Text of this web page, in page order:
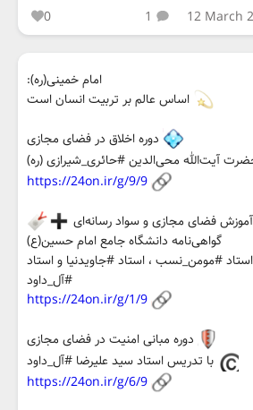
0
1 12 March
امام خمینی(ره):
اساس عالم بر تربیت انسان است
دوره اخلاق در فضای مجازی
آیت‌الله محی‌الدین #حائری_شیرازی (ره)
https://24on.ir/g/9/9
فضای مجازی و سواد رسانه‌ای
گواهی‌نامه دانشگاه جامع امام حسین(ع)
#مومن_نسب ، استاد #جاویدنیا و استاد
#آل_داود
https://24on.ir/g/1/9
دوره مبانی امنیت در فضای مجازی
با تدریس استاد سید علیرضا #آل_داود
https://24on.ir/g/6/9